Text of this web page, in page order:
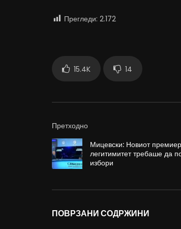
Прегледи: 2.172
15.4K 14
Претходно
Мицевски: Новиот
легитимитет требаше да
избори
ПОВРЗАНИ СОДРЖИНИ